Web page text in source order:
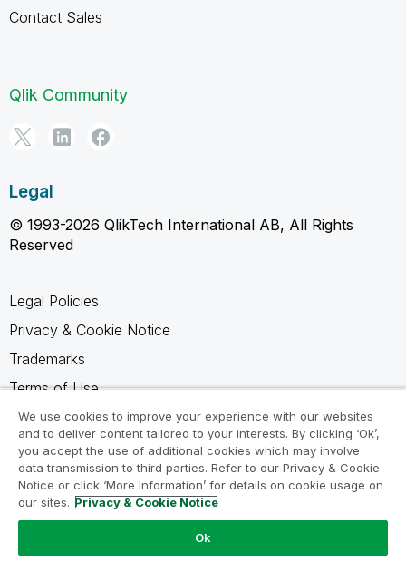
Contact Sales
Qlik Community
Legal
© 1993-2026 QlikTech International AB, All Rights
Reserved
Legal Policies
Privacy & Cookie Notice
Trademarks
Terms of Use
Legal Agreements
Product Terms
Do not share my info
We use cookies to improve your experience with our websites
and to deliver content tailored to your interests. By clicking ‘Ok’,
you accept the use of additional cookies which may involve
data transmission to third parties. Refer to our Privacy & Cookie
Notice or click ‘More Information’ for details on cookie usage on
our sites. Privacy & Cookie Notice
Ok